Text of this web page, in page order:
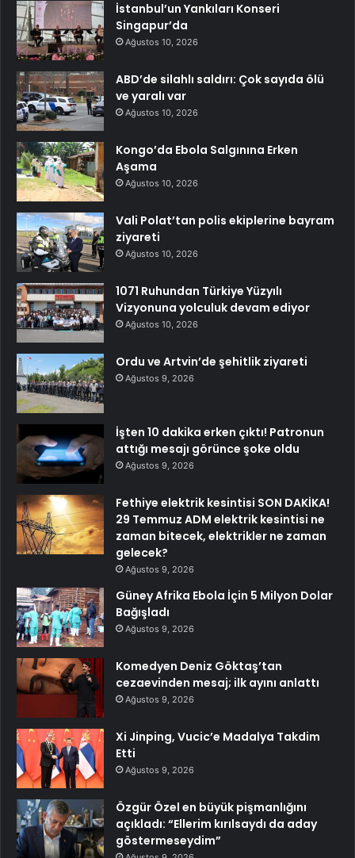
İstanbul’un Yankıları Konseri
Singapur’da
Ağustos 10, 2026
ABD’de silahlı saldırı: Çok sayıda ölü
ve yaralı var
Ağustos 10, 2026
Kongo’da Ebola Salgınına Erken
Aşama
Ağustos 10, 2026
Vali Polat’tan polis ekiplerine bayram
ziyareti
Ağustos 10, 2026
1071 Ruhundan Türkiye Yüzyılı
Vizyonuna yolculuk devam ediyor
Ağustos 10, 2026
Ordu ve Artvin’de şehitlik ziyareti
Ağustos 9, 2026
İşten 10 dakika erken çıktı! Patronun
attığı mesajı görünce şoke oldu
Ağustos 9, 2026
Fethiye elektrik kesintisi SON DAKİKA!
29 Temmuz ADM elektrik kesintisi ne
zaman bitecek, elektrikler ne zaman
gelecek?
Ağustos 9, 2026
Güney Afrika Ebola İçin 5 Milyon Dolar
Bağışladı
Ağustos 9, 2026
Komedyen Deniz Göktaş’tan
cezaevinden mesaj; ilk ayını anlattı
Ağustos 9, 2026
Xi Jinping, Vucic’e Madalya Takdim
Etti
Ağustos 9, 2026
Özgür Özel en büyük pişmanlığını
açıkladı: “Ellerim kırılsaydı da aday
göstermeseydim”